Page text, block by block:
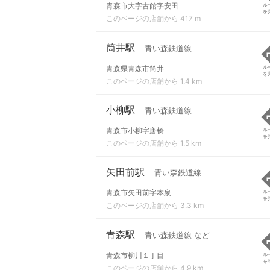
青森市大字古館字安田
このページの店舗から 417 m
ル
を
筒井駅 青い森鉄道線
青森県青森市筒井
このページの店舗から 1.4 km
ル
を
小柳駅 青い森鉄道線
青森市小柳字唐橋
このページの店舗から 1.5 km
ル
を
矢田前駅 青い森鉄道線
青森市矢田前字本泉
このページの店舗から 3.3 km
ル
を
青森駅 青い森鉄道線 など
青森市柳川１丁目
このページの店舗から 4.9 km
ル
を